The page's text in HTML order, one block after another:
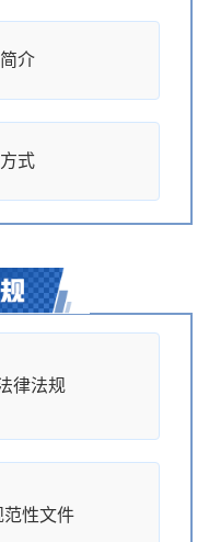
介
式
律法规
范性文件